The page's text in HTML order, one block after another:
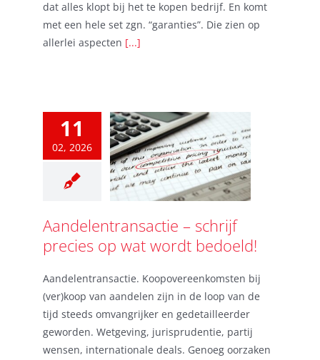
dat alles klopt bij het te kopen bedrijf. En komt
met een hele set zgn. “garanties”. Die zien op
allerlei aspecten [...]
11
02, 2026
Aandelentransactie – schrijf
precies op wat wordt bedoeld!
Aandelentransactie. Koopovereenkomsten bij
(ver)koop van aandelen zijn in de loop van de
tijd steeds omvangrijker en gedetailleerder
geworden. Wetgeving, jurisprudentie, partij
wensen, internationale deals. Genoeg oorzaken